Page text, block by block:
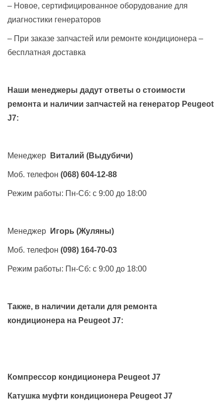
– Новое, сертифицированное оборудование для
диагностики генераторов
– При заказе запчастей или ремонте кондиционера –
бесплатная доставка
Наши менеджеры дадут ответы о стоимости
ремонта и наличии запчастей на генератор Peugeot
J7:
Менеджер Виталий (Выдубичи)
Моб. телефон (068) 604-12-88
Режим работы: Пн-Сб: с 9:00 до 18:00
Менеджер Игорь (Жуляны)
Моб. телефон (098) 164-70-03
Режим работы: Пн-Сб: с 9:00 до 18:00
Также, в наличии детали для ремонта
кондиционера на Peugeot J7:
Компрессор кондиционера Peugeot J7
Катушка муфти кондиционера Peugeot J7